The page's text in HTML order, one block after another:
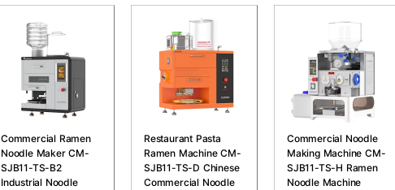
Commercial Ramen
Noodle Maker CM-
SJB11-TS-B2
Industrial Noodle
Restaurant Pasta
Ramen Machine CM-
SJB11-TS-D Chinese
Commercial Noodle
Commercial Noodle
Making Machine CM-
SJB11-TS-H Ramen
Noodle Machine